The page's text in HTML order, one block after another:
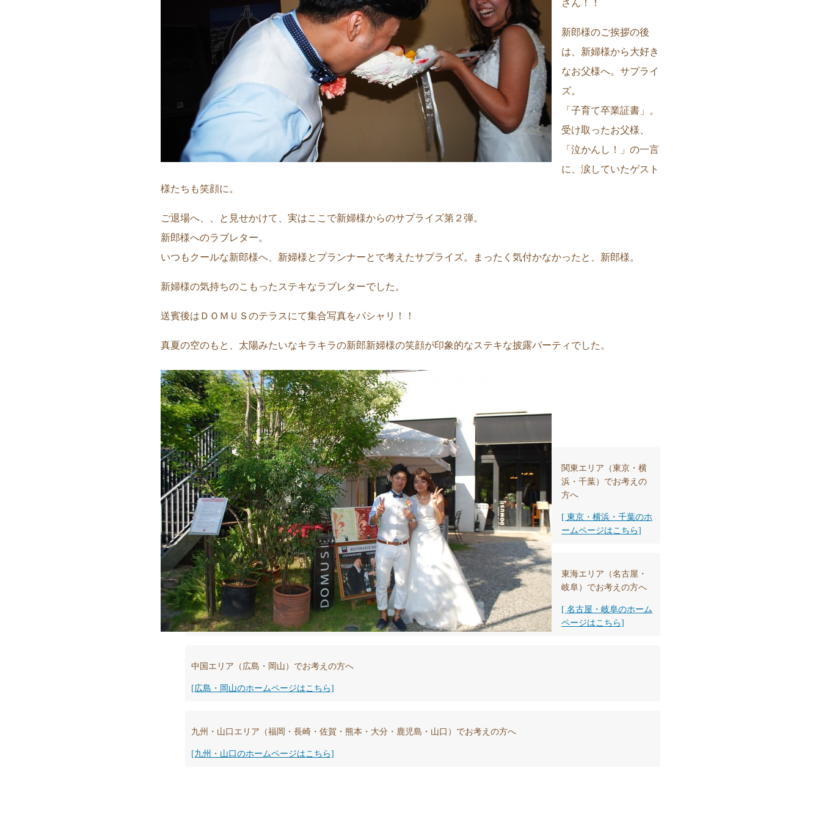
さん！！
新郎様のご挨拶の後
は、新婦様から大好き
なお父様へ。サプライ
ズ。
「子育て卒業証書」。
受け取ったお父様、
「泣かんし！」の一言
に、涙していたゲスト
様たちも笑顔に。
ご退場へ、、と見せかけて、実はここで新婦様からのサプライズ第２弾。
新郎様へのラブレター。
いつもクールな新郎様へ、新婦様とプランナーとで考えたサプライズ。まったく気付かなかったと、新郎様。
新婦様の気持ちのこもったステキなラブレターでした。
送賓後はＤＯＭＵＳのテラスにて集合写真をパシャリ！！
真夏の空のもと、太陽みたいなキラキラの新郎新婦様の笑顔が印象的なステキな披露パーティでした。
関東エリア（東京・横
浜・千葉）でお考えの
方へ
[ 東京・横浜・千葉のホ
ームページはこちら]
東海エリア（名古屋・
岐阜）でお考えの方へ
[ 名古屋・岐阜のホーム
ページはこちら]
中国エリア（広島・岡山）でお考えの方へ
[広島・岡山のホームページはこちら]
九州・山口エリア（福岡・長崎・佐賀・熊本・大分・鹿児島・山口）でお考えの方へ
[九州・山口のホームページはこちら]